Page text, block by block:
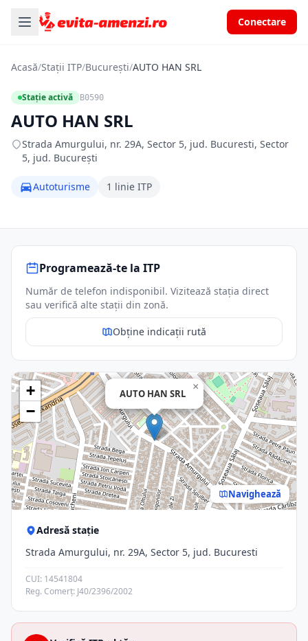
Conectare
Acasă/Stații ITP/București/AUTO HAN SRL
Stație activă B0590
AUTO HAN SRL
Strada Amurgului, nr. 29A, Sector 5, jud. Bucuresti, Sector
5, jud. București
Autoturisme 1 linie ITP
Programează-te la ITP
Număr de telefon indisponibil. Vizitează stația direct
sau verifică alte stații din zonă.
Obține indicații rută
AUTO HAN SRL
×
+
−
Navighează
Adresă stație
Strada Amurgului, nr. 29A, Sector 5, jud. Bucuresti
CUI: 14541804
Reg. Comerț: J40/2396/2002